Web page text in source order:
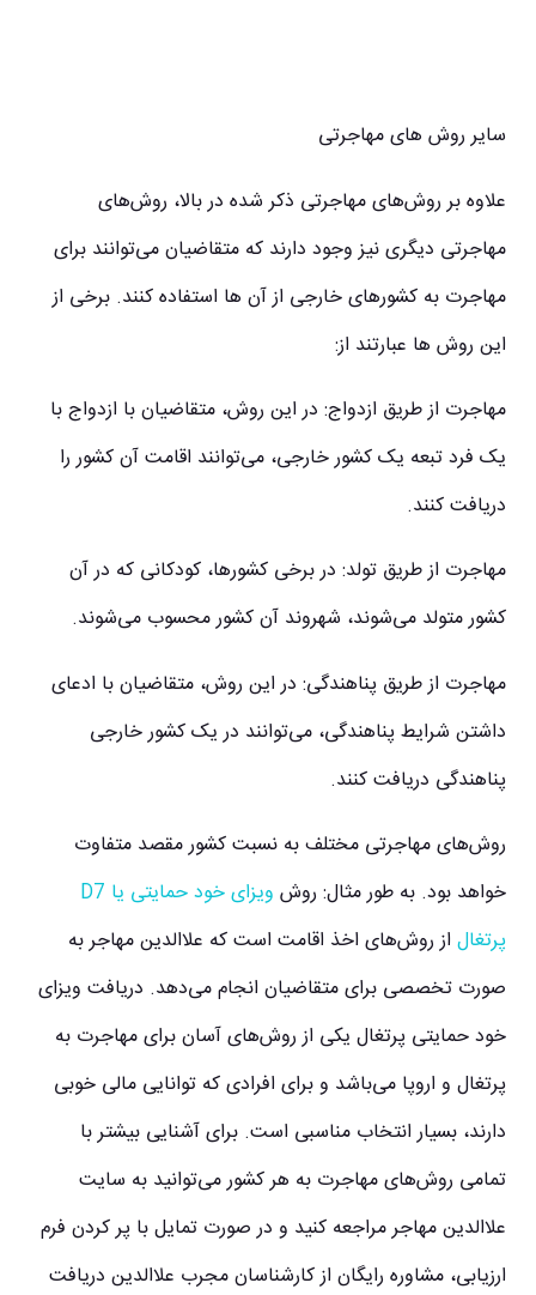
سایر روش های مهاجرتی
علاوه بر روش‌های مهاجرتی ذکر شده در بالا، روش‌های
مهاجرتی دیگری نیز وجود دارند که متقاضیان می‌توانند برای
مهاجرت به کشورهای خارجی از آن ها استفاده کنند. برخی از
این روش ها عبارتند از:
مهاجرت از طریق ازدواج: در این روش، متقاضیان با ازدواج با
یک فرد تبعه یک کشور خارجی، می‌توانند اقامت آن کشور را
دریافت کنند.
مهاجرت از طریق تولد: در برخی کشورها، کودکانی که در آن
کشور متولد می‌شوند، شهروند آن کشور محسوب می‌شوند.
مهاجرت از طریق پناهندگی: در این روش، متقاضیان با ادعای
داشتن شرایط پناهندگی، می‌توانند در یک کشور خارجی
پناهندگی دریافت کنند.
روش‌های مهاجرتی مختلف به نسبت کشور مقصد متفاوت
خواهد بود. به طور مثال: روش
ویزای خود حمایتی یا D7
پرتغال از روش‌های اخذ اقامت است که علاالدین مهاجر به
صورت تخصصی برای متقاضیان انجام می‌دهد. دریافت ویزای
خود حمایتی پرتغال یکی از روش‌های آسان برای مهاجرت به
پرتغال و اروپا می‌باشد و برای افرادی که توانایی مالی خوبی
دارند، بسیار انتخاب مناسبی است. برای آشنایی بیشتر با
تمامی روش‌های مهاجرت به هر کشور می‌توانید به سایت
علاالدین مهاجر مراجعه کنید و در صورت تمایل با پر کردن فرم
ارزیابی، مشاوره رایگان از کارشناسان مجرب علاالدین دریافت